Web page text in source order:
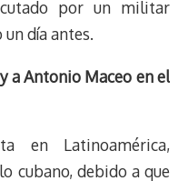
por un militar
día antes.
a Antonio Maceo en el
en Latinoamérica,
cubano, debido a que